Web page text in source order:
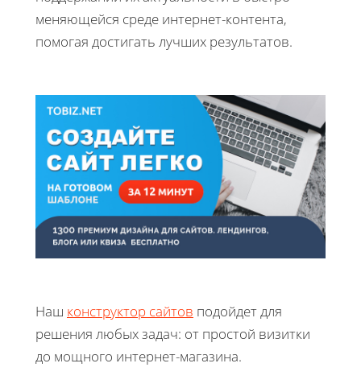
меняющейся среде интернет-контента,
помогая достигать лучших результатов.
Наш конструктор сайтов подойдет для
решения любых задач: от простой визитки
до мощного интернет-магазина.